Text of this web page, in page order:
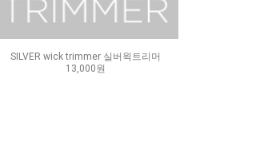
SILVER wick trimmer 실버윅트리머
13,000원